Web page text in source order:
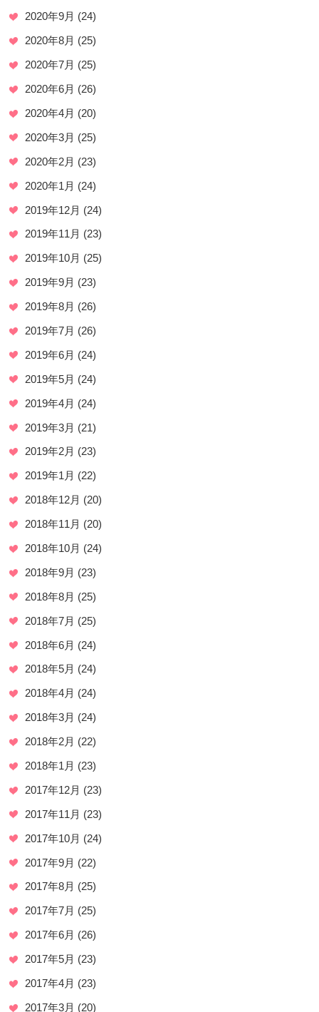
2020年9月 (24)
2020年8月 (25)
2020年7月 (25)
2020年6月 (26)
2020年4月 (20)
2020年3月 (25)
2020年2月 (23)
2020年1月 (24)
2019年12月 (24)
2019年11月 (23)
2019年10月 (25)
2019年9月 (23)
2019年8月 (26)
2019年7月 (26)
2019年6月 (24)
2019年5月 (24)
2019年4月 (24)
2019年3月 (21)
2019年2月 (23)
2019年1月 (22)
2018年12月 (20)
2018年11月 (20)
2018年10月 (24)
2018年9月 (23)
2018年8月 (25)
2018年7月 (25)
2018年6月 (24)
2018年5月 (24)
2018年4月 (24)
2018年3月 (24)
2018年2月 (22)
2018年1月 (23)
2017年12月 (23)
2017年11月 (23)
2017年10月 (24)
2017年9月 (22)
2017年8月 (25)
2017年7月 (25)
2017年6月 (26)
2017年5月 (23)
2017年4月 (23)
2017年3月 (20)